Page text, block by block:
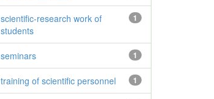
1
scientific-research work of
students
1
seminars
1
training of scientific personnel